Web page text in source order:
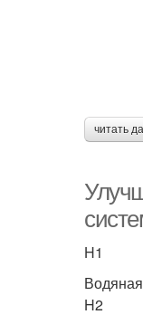
читать
H1
H2